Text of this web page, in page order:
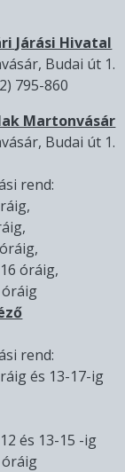
Járási Hivatal
Budai út 1.
795-860
Martonvásár
Budai út 1.
rend:
óráig,
óráig
rend:
és 13-17-ig
és 13-15 -ig
óráig